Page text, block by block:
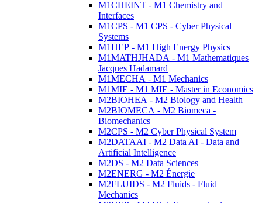
M1CHEINT - M1 Chemistry and
Interfaces
M1CPS - M1 CPS - Cyber Physical
Systems
M1HEP - M1 High Energy Physics
M1MATHJHADA - M1 Mathematiques
Jacques Hadamard
M1MECHA - M1 Mechanics
M1MIE - M1 MIE - Master in Economics
M2BIOHEA - M2 Biology and Health
M2BIOMECA - M2 Biomeca -
Biomechanics
M2CPS - M2 Cyber Physical System
M2DATAAI - M2 Data AI - Data and
Artificial Intelligence
M2DS - M2 Data Sciences
M2ENERG - M2 Énergie
M2FLUIDS - M2 Fluids - Fluid
Mechanics